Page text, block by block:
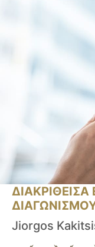
ΔΙΑΚΡΙΘΕΙΣΑ
ΔΙΑΓΩΝΙΣΜΟΥ
Jiorgos